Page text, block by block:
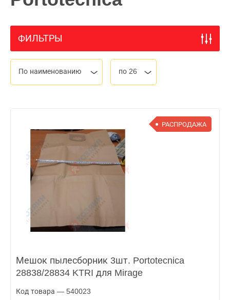
ФИЛЬТРЫ
По наименованию по 26
РАСПРОДАЖА
Мешок пылесборник 3шт. Portotecnica
28838/28834 KTRI для Mirage
Код товара — 540023